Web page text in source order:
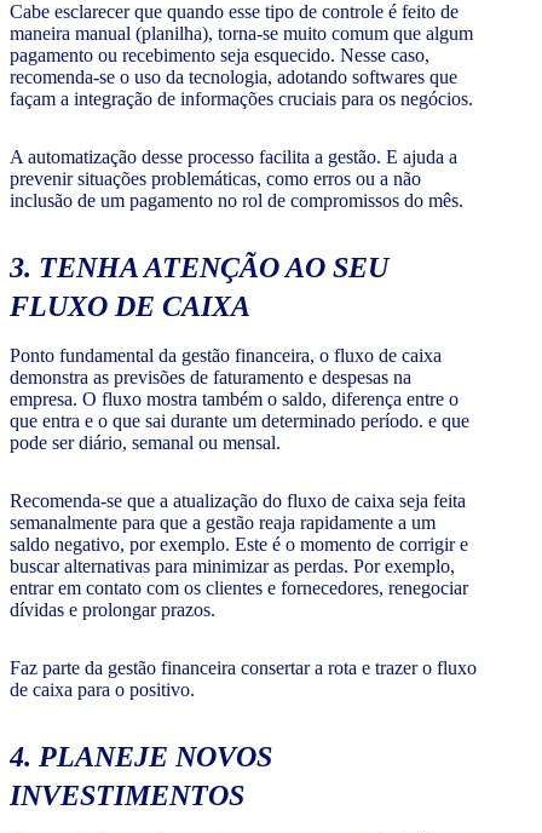
Cabe esclarecer que quando esse tipo de controle é feito de
maneira manual (planilha), torna-se muito comum que algum
pagamento ou recebimento seja esquecido. Nesse caso,
recomenda-se o uso da tecnologia, adotando softwares que
façam a integração de informações cruciais para os negócios.
A automatização desse processo facilita a gestão. E ajuda a
prevenir situações problemáticas, como erros ou a não
inclusão de um pagamento no rol de compromissos do mês.
3. TENHA ATENÇÃO AO SEU
FLUXO DE CAIXA
Ponto fundamental da gestão financeira, o fluxo de caixa
demonstra as previsões de faturamento e despesas na
empresa. O fluxo mostra também o saldo, diferença entre o
que entra e o que sai durante um determinado período. e que
pode ser diário, semanal ou mensal.
Recomenda-se que a atualização do fluxo de caixa seja feita
semanalmente para que a gestão reaja rapidamente a um
saldo negativo, por exemplo. Este é o momento de corrigir e
buscar alternativas para minimizar as perdas. Por exemplo,
entrar em contato com os clientes e fornecedores, renegociar
dívidas e prolongar prazos.
Faz parte da gestão financeira consertar a rota e trazer o fluxo
de caixa para o positivo.
4. PLANEJE NOVOS
INVESTIMENTOS